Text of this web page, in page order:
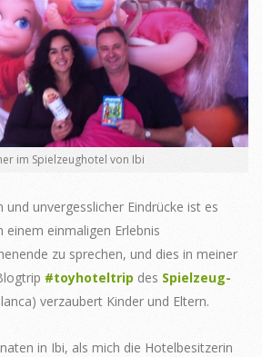
im Spielzeughotel von Ibi
unvergesslicher Eindrücke ist es
einmaligen Erlebnis
zu sprechen, und dies in meiner
#toyhoteltrip des Spielzeug-
verzaubert Kinder und Eltern.
in Ibi, als mich die Hotelbesitzerin